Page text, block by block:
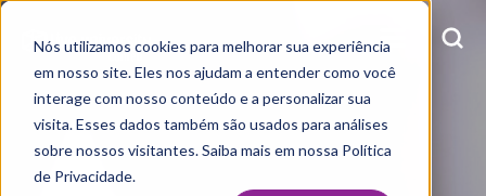
Nós utilizamos cookies para melhorar sua experiência
em nosso site. Eles nos ajudam a entender como você
interage com nosso conteúdo e a personalizar sua
visita. Esses dados também são usados para análises
sobre nossos visitantes. Saiba mais em nossa Política
de Privacidade.